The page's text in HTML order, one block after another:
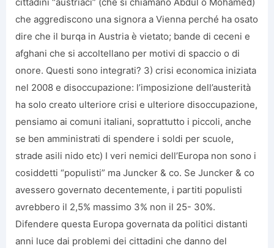
che aggrediscono una signora a Vienna perché ha osato
dire che il burqa in Austria è vietato; bande di ceceni e
afghani che si accoltellano per motivi di spaccio o di
onore. Questi sono integrati? 3) crisi economica iniziata
nel 2008 e disoccupazione: l’imposizione dell’austerità
ha solo creato ulteriore crisi e ulteriore disoccupazione,
pensiamo ai comuni italiani, soprattutto i piccoli, anche
se ben amministrati di spendere i soldi per scuole,
strade asili nido etc) I veri nemici dell’Europa non sono i
cosiddetti “populisti” ma Juncker & co. Se Juncker & co
avessero governato decentemente, i partiti populisti
avrebbero il 2,5% massimo 3% non il 25- 30%.
Difendere questa Europa governata da politici distanti
anni luce dai problemi dei cittadini che danno del